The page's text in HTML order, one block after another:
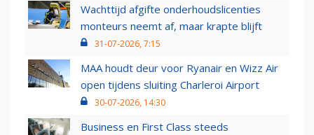
Wachttijd afgifte onderhoudslicenties
monteurs neemt af, maar krapte blijft
31-07-2026, 7:15
MAA houdt deur voor Ryanair en Wizz Air
open tijdens sluiting Charleroi Airport
30-07-2026, 14:30
Business en First Class steeds